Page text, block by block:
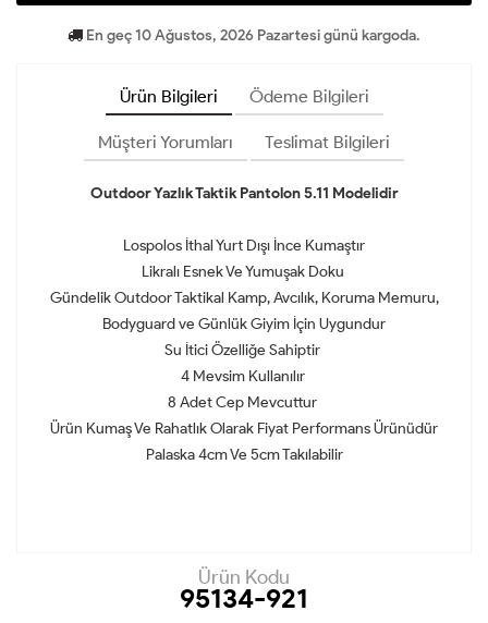
En geç 10 Ağustos, 2026 Pazartesi günü kargoda.
Ürün Bilgileri Ödeme Bilgileri
Müşteri Yorumları Teslimat Bilgileri
Outdoor Yazlık Taktik Pantolon 5.11 Modelidir
Lospolos İthal Yurt Dışı İnce Kumaştır
Likralı Esnek Ve Yumuşak Doku
Gündelik Outdoor Taktikal Kamp, Avcılık, Koruma Memuru,
Bodyguard ve Günlük Giyim İçin Uygundur
Su İtici Özelliğe Sahiptir
4 Mevsim Kullanılır
8 Adet Cep Mevcuttur
Ürün Kumaş Ve Rahatlık Olarak Fiyat Performans Ürünüdür
Palaska 4cm Ve 5cm Takılabilir
Ürün Kodu
95134-921